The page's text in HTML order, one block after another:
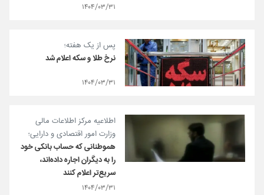
۱۴۰۴/۰۳/۳۱
پس از یک هفته؛
نرخ طلا و سکه اعلام شد
۱۴۰۴/۰۳/۳۱
اطلاعیه مرکز اطلاعات مالی
وزارت امور اقتصادی و دارایی؛
هموطنانی که حساب بانکی خود
را به دیگران اجاره داده‌اند،
سریع‌تر اعلام کنند
۱۴۰۴/۰۳/۳۱